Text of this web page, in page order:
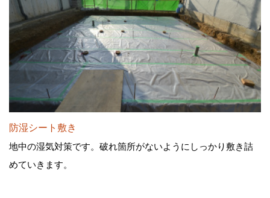
防湿シート敷き
地中の湿気対策です。破れ箇所がないようにしっかり敷き詰
めていきます。